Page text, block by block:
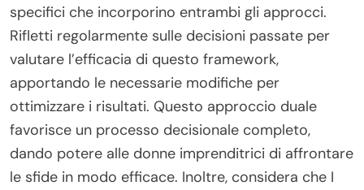
specifici che incorporino entrambi gli approcci.
Rifletti regolarmente sulle decisioni passate per
valutare l’efficacia di questo framework,
apportando le necessarie modifiche per
ottimizzare i risultati. Questo approccio duale
favorisce un processo decisionale completo,
dando potere alle donne imprenditrici di affrontare
le sfide in modo efficace. Inoltre, considera che I